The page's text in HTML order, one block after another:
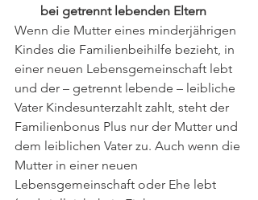
bei getrennt lebenden Eltern
Wenn die Mutter eines minderjährigen
Kindes die Familienbeihilfe bezieht, in
einer neuen Lebensgemeinschaft lebt
und der – getrennt lebende – leibliche
Vater Kindesunterzahlt zahlt, steht der
Familienbonus Plus nur der Mutter und
dem leiblichen Vater zu. Auch wenn die
Mutter in einer neuen
Lebensgemeinschaft oder Ehe lebt